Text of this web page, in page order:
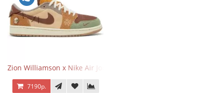
Zion Williamson x Nike Air Jordan 1 Retro Low OG Voodoo
7190р.